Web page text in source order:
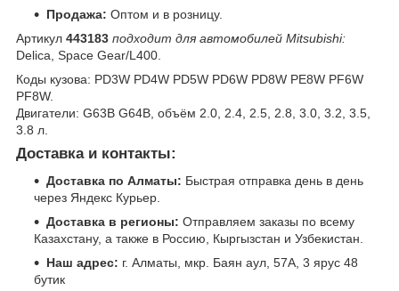
Продажа: Оптом и в розницу.
Артикул 443183 подходит для автомобилей Mitsubishi:
Delica, Space Gear/L400.
Коды кузова: PD3W PD4W PD5W PD6W PD8W PE8W PF6W
PF8W.
Двигатели: G63B G64B, объём 2.0, 2.4, 2.5, 2.8, 3.0, 3.2, 3.5,
3.8 л.
Доставка и контакты:
Доставка по Алматы: Быстрая отправка день в день
через Яндекс Курьер.
Доставка в регионы: Отправляем заказы по всему
Казахстану, а также в Россию, Кыргызстан и Узбекистан.
Наш адрес: г. Алматы, мкр. Баян аул, 57А, 3 ярус 48
бутик